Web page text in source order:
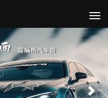
切
换
导